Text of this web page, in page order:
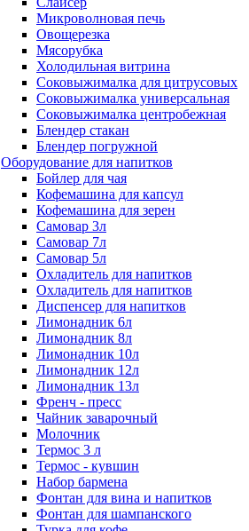
Микроволновая печь
Овощерезка
Мясорубка
Холодильная витрина
Соковыжималка для цитрусовых
Соковыжималка универсальная
Соковыжималка центробежная
Блендер стакан
Блендер погружной
Оборудование для напитков
Бойлер для чая
Кофемашина для капсул
Кофемашина для зерен
Самовар 3л
Самовар 7л
Самовар 5л
Охладитель для напитков
Охладитель для напитков
Диспенсер для напитков
Лимонадник 6л
Лимонадник 8л
Лимонадник 10л
Лимонадник 12л
Лимонадник 13л
Френч - пресс
Чайник заварочный
Молочник
Термос 3 л
Термос - кувшин
Набор бармена
Фонтан для вина и напитков
Фонтан для шампанского